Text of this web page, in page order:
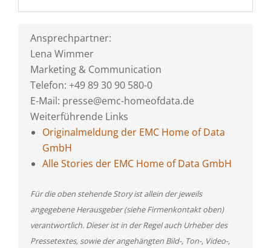
Ansprechpartner:
Lena Wimmer
Marketing & Communication
Telefon: +49 89 30 90 580-0
E-Mail: presse@emc-homeofdata.de
Weiterführende Links
Originalmeldung der EMC Home of Data
GmbH
Alle Stories der EMC Home of Data GmbH
Für die oben stehende Story ist allein der jeweils
angegebene Herausgeber (siehe Firmenkontakt oben)
verantwortlich. Dieser ist in der Regel auch Urheber des
Pressetextes, sowie der angehängten Bild-, Ton-, Video-,